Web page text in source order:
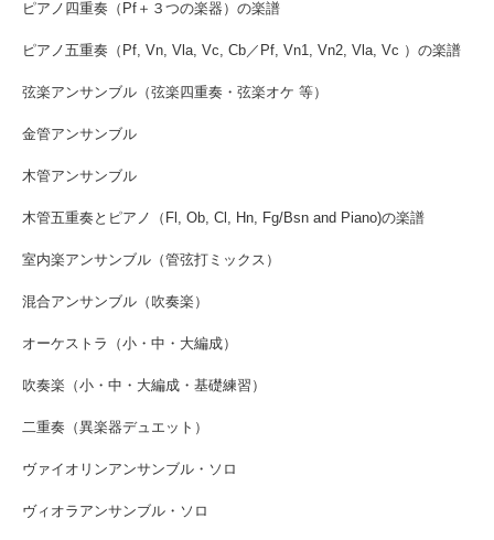
ピアノ四重奏（Pf＋３つの楽器）の楽譜
ピアノ五重奏（Pf, Vn, Vla, Vc, Cb／Pf, Vn1, Vn2, Vla, Vc ）の楽譜
弦楽アンサンブル（弦楽四重奏・弦楽オケ 等）
金管アンサンブル
木管アンサンブル
木管五重奏とピアノ（Fl, Ob, Cl, Hn, Fg/Bsn and Piano)の楽譜
室内楽アンサンブル（管弦打ミックス）
混合アンサンブル（吹奏楽）
オーケストラ（小・中・大編成）
吹奏楽（小・中・大編成・基礎練習）
二重奏（異楽器デュエット）
ヴァイオリンアンサンブル・ソロ
ヴィオラアンサンブル・ソロ